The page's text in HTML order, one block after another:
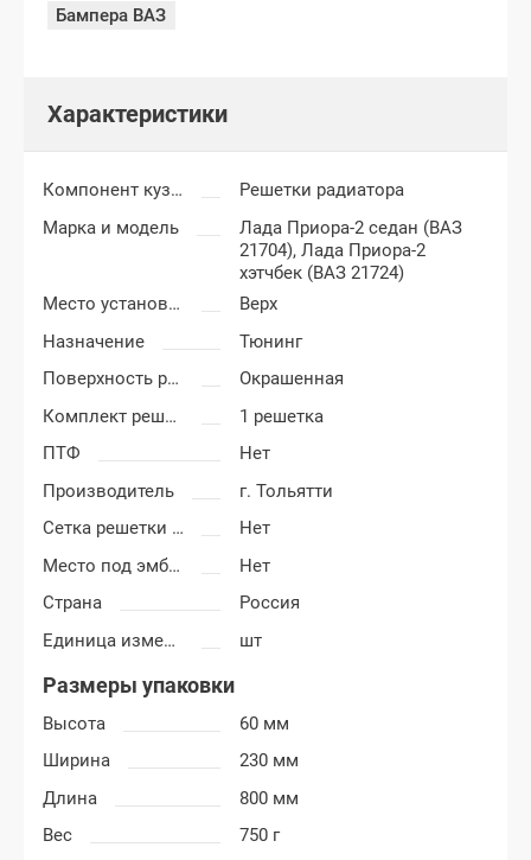
Бампера ВАЗ
Характеристики
Компонент кузова
Решетки радиатора
Марка и модель
Лада Приора-2 седан (ВАЗ
21704),Лада Приора-2
хэтчбек (ВАЗ 21724)
Место установки
Верх
Назначение
Тюнинг
Поверхность решетки
Окрашенная
Комплект решетки
1 решетка
ПТФ
Нет
Производитель
г. Тольятти
Сетка решетки радиатора
Нет
Место под эмблему
Нет
Страна
Россия
Единица измерения
шт
Размеры упаковки
Высота
60 мм
Ширина
230 мм
Длина
800 мм
Вес
750 г